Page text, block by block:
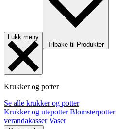
Lukk meny
Tilbake til Produkter
Krukker og potter
Se alle krukker og potter
Krukker og utepotterBlomsterpotter
verandakasserVaser